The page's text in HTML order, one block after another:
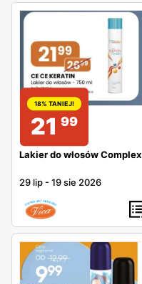
18% TANIEJ!
21 99
Lakier do włosów Complex
29 lip -19 sie 2026